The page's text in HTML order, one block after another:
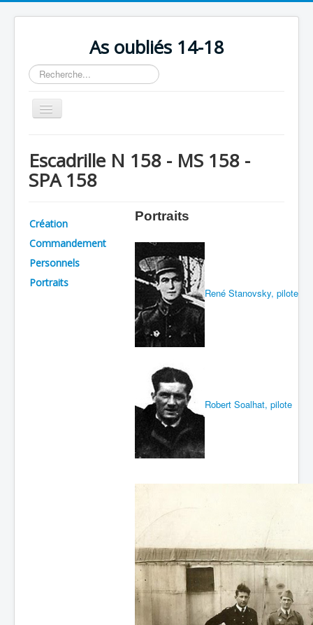
As oubliés 14-18
Rechercher
Basculer
la
Chronologie
Escadrilles
Avions
Personnels
Formation
Escadrille N 158 - MS 158 -
SPA 158
Création
Commandement
Personnels
Portraits
Portraits
René Stanovsky, pilote
Robert Soalhat, pilote